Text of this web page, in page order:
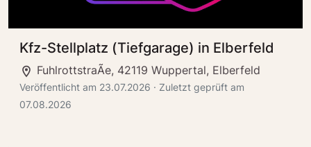
Kfz-Stellplatz (Tiefgarage) in Elberfeld
FuhlrottstraÃe, 42119 Wuppertal, Elberfeld
Veröffentlicht am 23.07.2026 · Zuletzt geprüft am
07.08.2026